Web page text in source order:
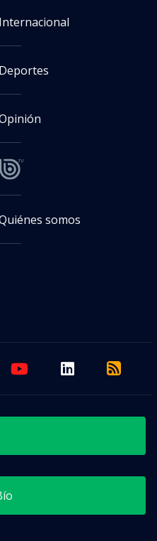
Internacional
Deportes
somos